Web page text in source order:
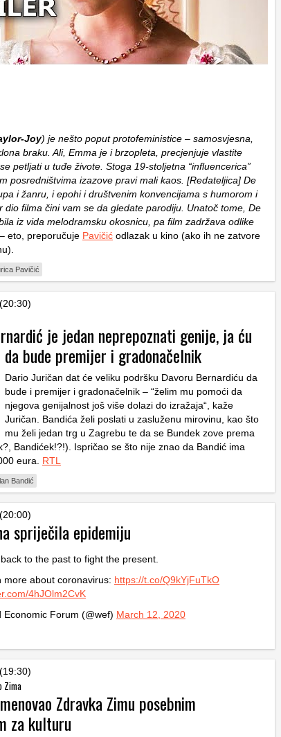
Joy) je nešto poput protofeministice – samosvjesna,
braku. Ali, Emma je i brzopleta, precjenjuje vlastite
petljati u tuđe živote. Stoga 19-stoljetna “influencerica”
posredništvima izazove pravi mali kaos. [Redateljica] De
i žanru, i epohi i društvenim konvencijama s humorom i
dio filma čini vam se da gledate parodiju. Unatoč tome, De
iz vida melodramsku okosnicu, pa film zadržava odlike
– eto, preporučuje Pavičić odlazak u kino (ako ih ne zatvore
Pavičić
je jedan neprepoznati genije, ja ću
bude premijer i gradonačelnik
Dario Juričan dat će veliku podršku Davoru Bernardiću da
bude i premijer i gradonačelnik – “želim mu pomoći da
njegova genijalnost još više dolazi do izražaja“, kaže
Juričan. Bandića želi poslati u zasluženu mirovinu, kao što
mu želi jedan trg u Zagrebu te da se Bundek zove prema
Bandićek!?!). Ispričao se što nije znao da Bandić ima
eura. RTL
Bandić
spriječila epidemiju
to the past to fight the present.
more about coronavirus: https://t.co/Q9kYjFuTkO
4hJOlm2CvK
Forum (@wef) March 12, 2020
Zima
Zdravka Zimu posebnim
za kulturu